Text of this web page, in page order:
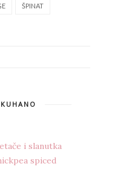
ŠPINAT
i slanutka
spiced